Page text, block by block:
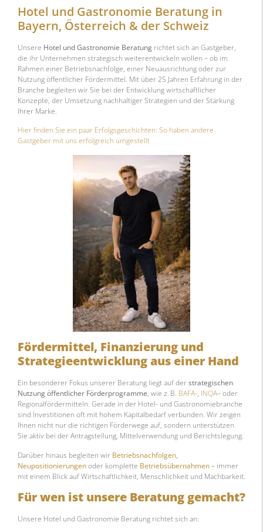
Hotel und Gastronomie Beratung in
Bayern, Österreich & der Schweiz
Unsere Hotel und Gastronomie Beratung richtet sich an Gastgeber,
die ihr Unternehmen strategisch weiterentwickeln wollen – ob im
Rahmen einer Betriebsnachfolge, einer Neuausrichtung oder zur
Nutzung öffentlicher Fördermittel. Mit über 25 Jahren Erfahrung in der
Branche begleiten wir Sie bei der Entwicklung wirtschaftlicher
Konzepte, der Umsetzung nachhaltiger Strategien und der Stärkung
Ihrer Marke.
Hier finden Sie ein paar Erfolgsgeschichten: So haben andere
Gastgeber mit uns erfolgreich umgestellt
Fördermittel, Finanzierung und
Strategieentwicklung aus einer Hand
Ein besonderer Fokus unserer Beratung liegt auf derstrategischen
Nutzung öffentlicher Förderprogramme, wie z. B. BAFA-, INQA– oder
Regionalfördermitteln. Gerade in der Hotel- und Gastronomiebranche
sind Investitionen oft mit hohem Kapitalbedarf verbunden. Wir zeigen
Ihnen nicht nur die richtigen Förderwege auf, sondern unterstützen
Sie aktiv bei der Antragstellung, Mittelverwendung und Berichtslegung.
Darüber hinaus begleiten wir Betriebsnachfolgen,
Neupositionierungenoder komplette Betriebsübernahmen– immer
mit einem Blick auf Wirtschaftlichkeit, Menschlichkeit und Machbarkeit.
Für wen ist unsere Beratung gemacht?
Unsere Hotel und Gastronomie Beratung richtet sich an: